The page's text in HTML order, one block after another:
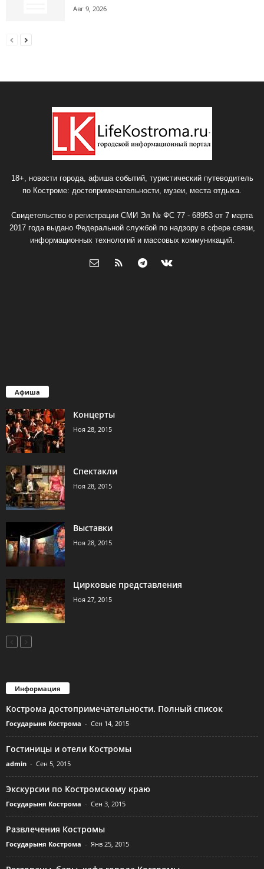
Авг 9, 2026
18+, новости города, афиша событий, туристический путеводитель
по Костроме: достопримечательности, музеи, места отдыха.
Свидетельство о регистрации СМИ Эл № ФС 77 - 68953 от 7 марта
2017 года выдано Федеральной службой по надзору в сфере связи,
информационных технологий и массовых коммуникаций.
Афиша
Концерты
Ноя 28, 2015
Спектакли
Ноя 28, 2015
Выставки
Ноя 28, 2015
Цирковые представления
Ноя 27, 2015
Информация
Кострома достопримечательности. Полный список
Государыня Кострома - Сен 14, 2015
Гостиницы и отели Костромы
admin - Сен 5, 2015
Экскурсии по Костромскому краю
Государыня Кострома - Сен 3, 2015
Развлечения Костромы
Государыня Кострома - Янв 25, 2015